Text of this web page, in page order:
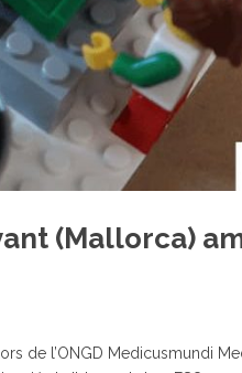
(Mallorca)
de l’ONGD Medicusmundi